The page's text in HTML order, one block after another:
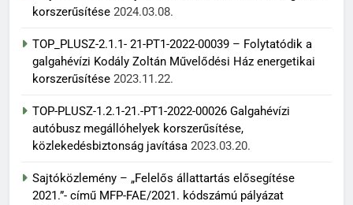
korszerűsítése 2024.03.08.
TOP_PLUSZ-2.1.1- 21-PT1-2022-00039 – Folytatódik a
galgahévízi Kodály Zoltán Művelődési Ház energetikai
korszerűsítése 2023.11.22.
TOP-PLUSZ-1.2.1-21.-PT1-2022-00026 Galgahévízi
autóbusz megállóhelyek korszerűsítése,
közlekedésbiztonság javítása 2023.03.20.
Sajtóközlemény – „Felelős állattartás elősegítése
2021.”- című MFP-FAE/2021. kódszámú pályázat